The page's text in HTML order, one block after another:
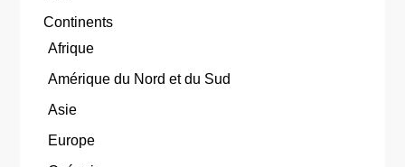
Continents
Afrique
Amérique du Nord et du Sud
Asie
Europe